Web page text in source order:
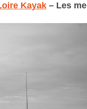
Kayak– Les